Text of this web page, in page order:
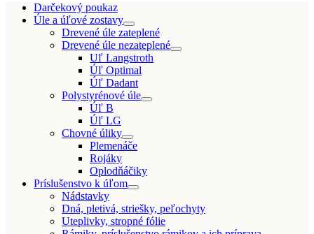
Darčekový poukaz
Úle a úľové zostavy
Drevené úle zateplené
Drevené úle nezateplené
Uľ Langstroth
Úľ Optimal
Úľ Dadant
Polystyrénové úle
Úľ B
Úľ LG
Chovné úliky
Plemenáče
Rojáky
Oplodňáčiky
Príslušenstvo k úľom
Nádstavky
Dná, pletivá, striešky, peľochyty
Uteplivky, stropné fólie